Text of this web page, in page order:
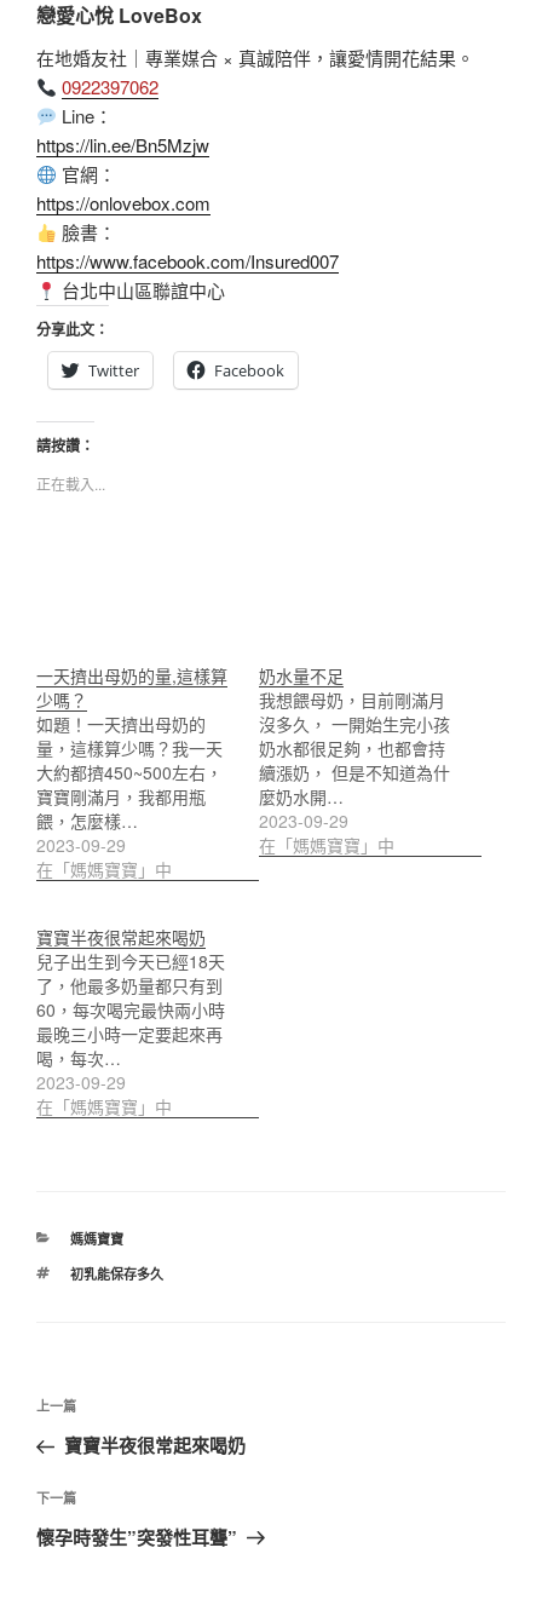
戀愛心悅 LoveBox
在地婚友社｜專業媒合 × 真誠陪伴，讓愛情開花結果。
0922397062
Line：
https://lin.ee/Bn5Mzjw
官網：
https://onlovebox.com
臉書：
https://www.facebook.com/Insured007
台北中山區聯誼中心
分享此文：
Twitter
Facebook
請按讚：
正在載入...
一天擠出母奶的量,這樣算
少嗎？
如題！一天擠出母奶的
量，這樣算少嗎？我一天
大約都擠450~500左右，
寶寶剛滿月，我都用瓶
餵，怎麼樣…
2023-09-29
在「媽媽寶寶」中
奶水量不足
我想餵母奶，目前剛滿月
沒多久， 一開始生完小孩
奶水都很足夠，也都會持
續漲奶， 但是不知道為什
麼奶水開…
2023-09-29
在「媽媽寶寶」中
寶寶半夜很常起來喝奶
兒子出生到今天已經18天
了，他最多奶量都只有到
60，每次喝完最快兩小時
最晚三小時一定要起來再
喝，每次…
2023-09-29
在「媽媽寶寶」中
分
媽媽寶寶
標
初乳能保存多久
文
導
覽
上
一
文
章
上一篇
寶寶半夜很常起來喝奶
下
一
下一篇
懷孕時發生”突發性耳聾”